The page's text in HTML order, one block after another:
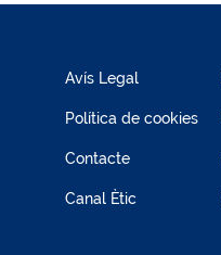
Avís Legal
Política de cookies
Contacte
Canal Ètic